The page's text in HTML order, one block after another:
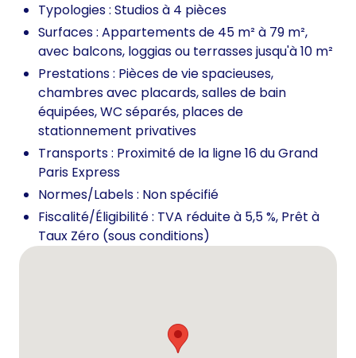
Typologies : Studios à 4 pièces
Surfaces : Appartements de 45 m² à 79 m²,
avec balcons, loggias ou terrasses jusqu'à 10 m²
Prestations : Pièces de vie spacieuses,
chambres avec placards, salles de bain
équipées, WC séparés, places de
stationnement privatives
Transports : Proximité de la ligne 16 du Grand
Paris Express
Normes/Labels : Non spécifié
Fiscalité/Éligibilité : TVA réduite à 5,5 %, Prêt à
Taux Zéro (sous conditions)